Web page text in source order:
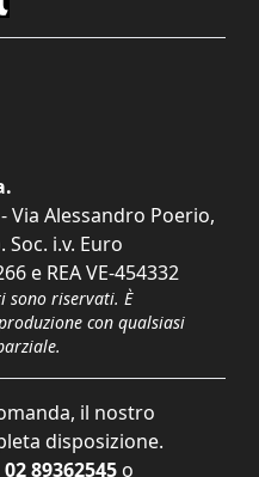
Via Alessandro Poerio,
Soc. i.v. Euro
e REA VE-454332
sono riservati. È
con qualsiasi
il nostro
disposizione.
02 89362545 o